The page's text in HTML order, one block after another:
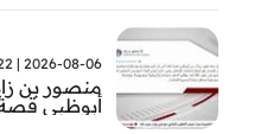
2026-08-06 | 12:22
أبوظبي قصة